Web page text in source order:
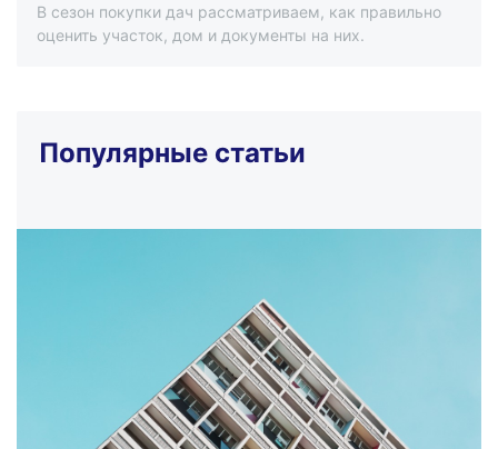
В сезон покупки дач рассматриваем, как правильно
оценить участок, дом и документы на них.
Популярные статьи